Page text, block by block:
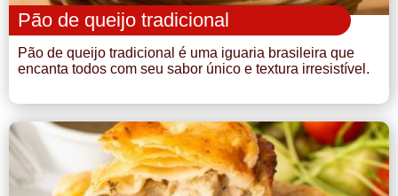
Pão de queijo tradicional
Pão de queijo tradicional é uma iguaria brasileira que
encanta todos com seu sabor único e textura irresistível.